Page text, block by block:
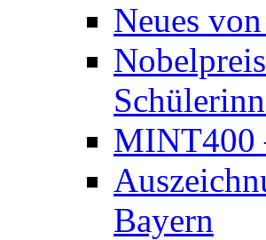
Neues
MINT400
Bayern